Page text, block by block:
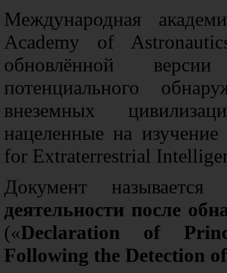
Международная
Academy of
обновлённой
потенциального
внеземных
нацеленные на
for Extraterrestrial
Документ
деятельности после
(«Declaration of
Following the Detection